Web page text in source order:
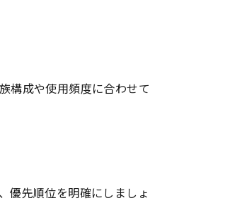
構成や使用頻度に合わせて
優先順位を明確にしましょ